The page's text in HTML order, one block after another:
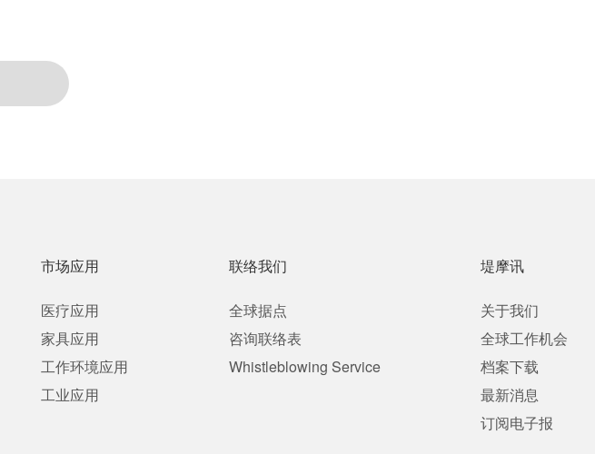
市场应用
医疗应用
家具应用
工作环境应用
工业应用
联络我们
全球据点
咨询联络表
Whistleblowing Service
堤摩讯
关于我们
全球工作机会
档案下载
最新消息
订阅电子报